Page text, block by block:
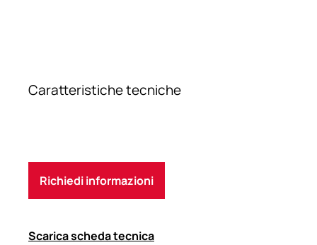
Caratteristiche tecniche
Richiedi informazioni
Scarica scheda tecnica